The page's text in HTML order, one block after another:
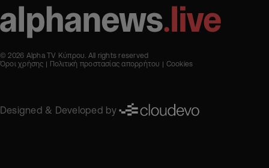
© 2026 Alpha TV Κύπρου. All rights reserved
Όροι χρήσης
Πολιτική προστασίας απορρήτου Cookies
Designed & Developed by